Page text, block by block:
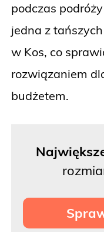
podczas
jedna z
w Kos, co
rozwiązaniem
budżetem.